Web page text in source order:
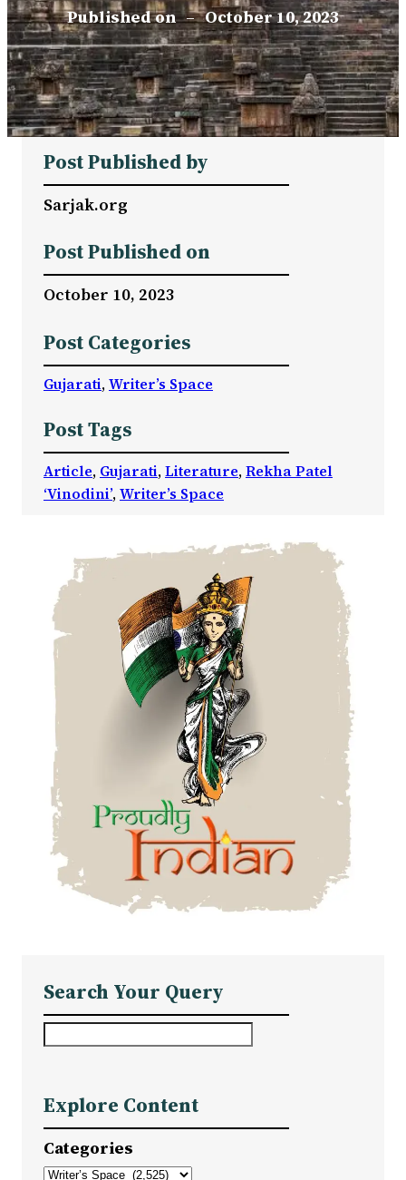
Published on – October 10, 2023
Post Published by
Sarjak.org
Post Published on
October 10, 2023
Post Categories
Gujarati, Writer’s Space
Post Tags
Article, Gujarati, Literature, Rekha Patel
‘Vinodini’, Writer’s Space
Search Your Query
r
c
h
Explore Content
Categories